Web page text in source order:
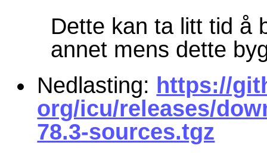
Dette kan ta litt tid å
annet mens dette
Nedlasting: https://
org/icu/releases/
78.3-sources.tgz